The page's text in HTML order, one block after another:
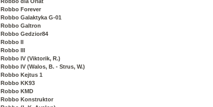
Robbo Forever
Robbo Galaktyka G-01
Robbo Galtron
Robbo Gedzior84
Robbo II
Robbo III
Robbo IV (Viktorik, R.)
Robbo IV (Walos, B. - Strus, W.)
Robbo Kejtus 1
Robbo KK93
Robbo KMD
Robbo Konstruktor